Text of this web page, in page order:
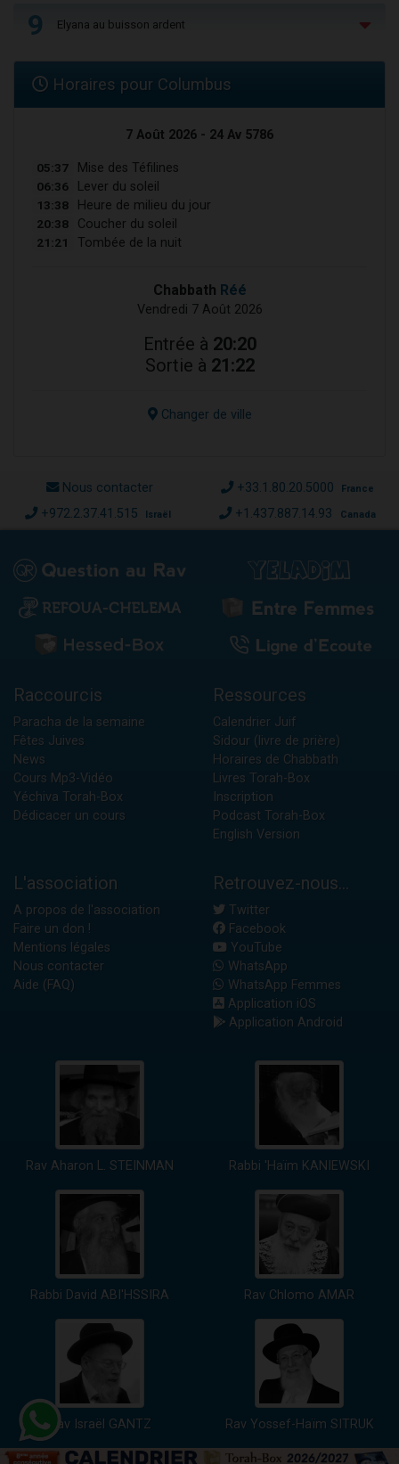
9 Elyana au buisson ardent
Horaires pour Columbus
7 Août 2026 - 24 Av 5786
05:37 Mise des Téfilines
06:36 Lever du soleil
13:38 Heure de milieu du jour
20:38 Coucher du soleil
21:21 Tombée de la nuit
Chabbath Réé
Vendredi 7 Août 2026
Entrée à 20:20
Sortie à 21:22
Changer de ville
Nous contacter +33.1.80.20.5000 France
+972.2.37.41.515 Israël +1.437.887.14.93 Canada
Raccourcis
Paracha de la semaine
Fêtes Juives
News
Cours Mp3-Vidéo
Yéchiva Torah-Box
Dédicacer un cours
Ressources
Calendrier Juif
Sidour (livre de prière)
Horaires de Chabbath
Livres Torah-Box
Inscription
Podcast Torah-Box
English Version
L'association
A propos de l'association
Faire un don !
Mentions légales
Nous contacter
Aide (FAQ)
Retrouvez-nous...
Twitter
Facebook
YouTube
WhatsApp
WhatsApp Femmes
Application iOS
Application Android
Rav Aharon L. STEINMAN Rabbi 'Haïm KANIEWSKI
Rabbi David ABI'HSSIRA Rav Chlomo AMAR
Rav Israël GANTZ Rav Yossef-Haïm SITRUK